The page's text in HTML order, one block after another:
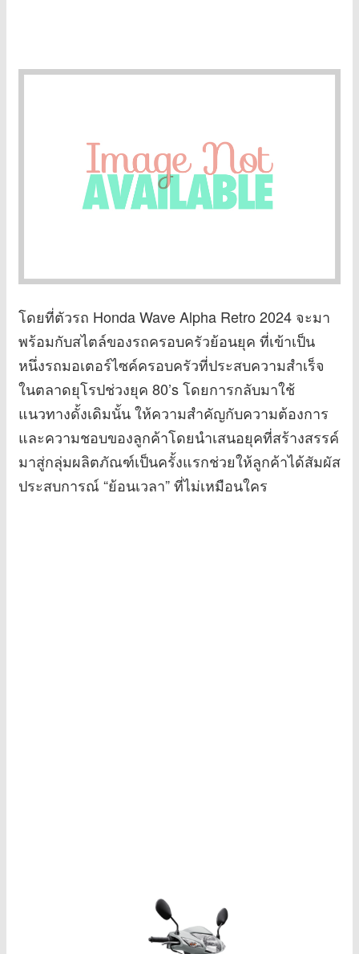
โดยที่ตัวรถ Honda Wave Alpha Retro 2024 จะมา
พร้อมกับสไตล์ของรถครอบครัวย้อนยุค ที่เข้าเป็น
หนึ่งรถมอเตอร์ไซค์ครอบครัวที่ประสบความสำเร็จ
ในตลาดยุโรปช่วงยุค 80’s โดยการกลับมาใช้
แนวทางดั้งเดิมนั้น ให้ความสำคัญกับความต้องการ
และความชอบของลูกค้าโดยนำเสนอยุคที่สร้างสรรค์
มาสู่กลุ่มผลิตภัณฑ์เป็นครั้งแรกช่วยให้ลูกค้าได้สัมผัส
ประสบการณ์ “ย้อนเวลา” ที่ไม่เหมือนใคร